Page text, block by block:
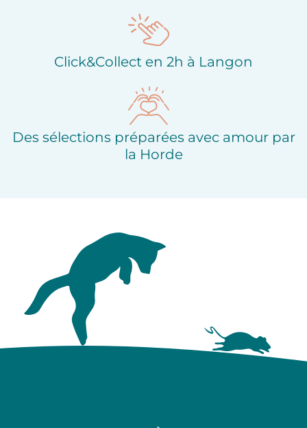
Click&Collect en 2h à Langon
Des sélections préparées avec amour par
la Horde